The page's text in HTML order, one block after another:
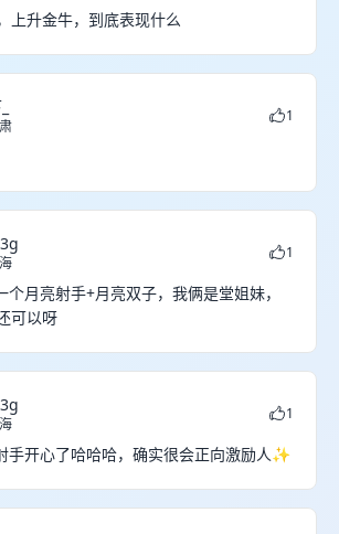
上升金牛，到底表现什么
1
1
个月亮射手+月亮双子，我俩是堂姐妹，
可以呀
1
手开心了哈哈哈，确实很会正向激励人✨